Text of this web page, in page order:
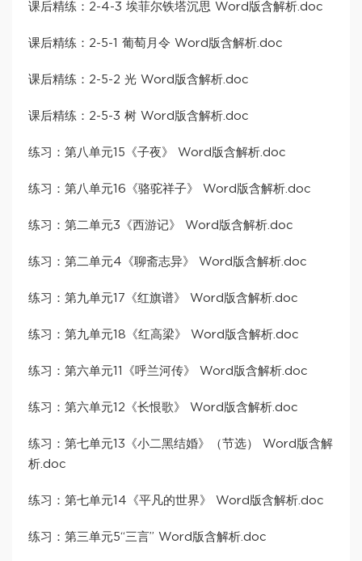
课后精练：2-4-3 埃菲尔铁塔沉思 Word版含解析.doc
课后精练：2-5-1 葡萄月令 Word版含解析.doc
课后精练：2-5-2 光 Word版含解析.doc
课后精练：2-5-3 树 Word版含解析.doc
练习：第八单元15《子夜》 Word版含解析.doc
练习：第八单元16《骆驼祥子》 Word版含解析.doc
练习：第二单元3《西游记》 Word版含解析.doc
练习：第二单元4《聊斋志异》 Word版含解析.doc
练习：第九单元17《红旗谱》 Word版含解析.doc
练习：第九单元18《红高梁》 Word版含解析.doc
练习：第六单元11《呼兰河传》 Word版含解析.doc
练习：第六单元12《长恨歌》 Word版含解析.doc
练习：第七单元13《小二黑结婚》（节选） Word版含解
析.doc
练习：第七单元14《平凡的世界》 Word版含解析.doc
练习：第三单元5“三言” Word版含解析.doc